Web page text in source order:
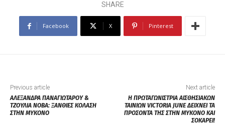
SHARE
Facebook X Pinterest
Previous article
ΑΛΕΞΑΝΔΡΑ ΠΑΝΑΓΙΩΤΑΡΟΥ &
ΤΖΟΥΛΙΑ ΝΟΒΑ: ΞΑΝΘΙΕΣ ΚΟΛΑΣΗ
ΣΤΗΝ ΜΥΚΟΝΟ
Next article
Η ΠΡΩΤΑΓΩΝΙΣΤΡΙΑ ΑΙΣΘΗΣΙΑΚΩΝ
ΤΑΙΝΙΩΝ VICTORIA JUNE ΔΕΙΧΝΕΙ ΤΑ
ΠΡΟΣΟΝΤΑ ΤΗΣ ΣΤΗΝ ΜΥΚΟΝΟ ΚΑΙ
ΣΟΚΑΡΕΙ!